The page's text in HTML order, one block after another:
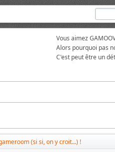
Vous aimez
Alors pourquoi pas
C'est peut être un
(si si, on y croit...) !